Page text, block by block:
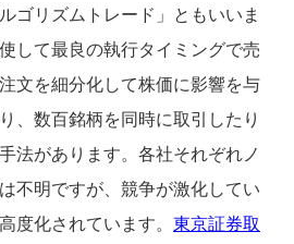
ゴリズムトレード」ともいいま
して最良の執行タイミングで売
文を細分化して株価に影響を与
、数百銘柄を同時に取引したり
法があります。各社それぞれノ
不明ですが、競争が激化してい
度化されています。 東京証券取